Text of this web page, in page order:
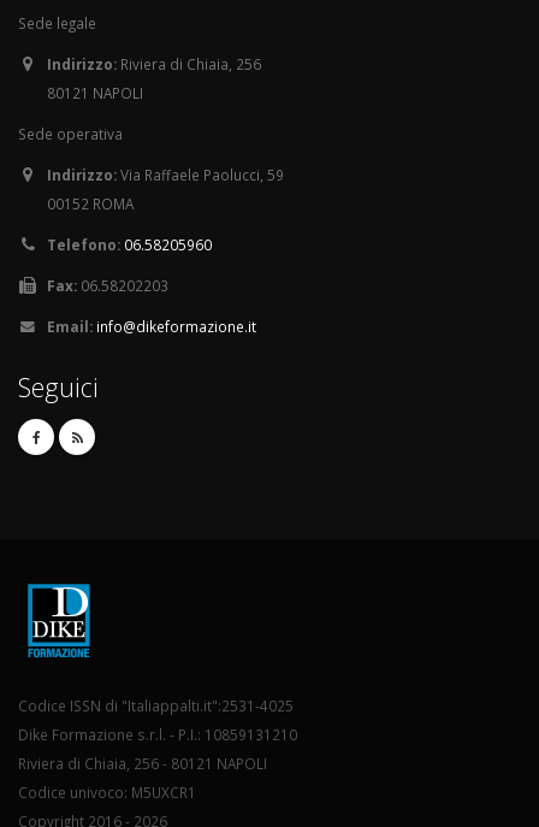
Sede legale
Indirizzo: Riviera di Chiaia, 256
80121 NAPOLI
Sede operativa
Indirizzo:Via Raffaele Paolucci, 59
00152 ROMA
Telefono: 06.58205960
Fax: 06.58202203
Email: info@dikeformazione.it
Seguici
Codice ISSN di "Italiappalti.it":2531-4025
Dike Formazione s.r.l. - P.I.: 10859131210
Riviera di Chiaia, 256 - 80121 NAPOLI
Codice univoco: M5UXCR1
Copyright 2016 - 2026